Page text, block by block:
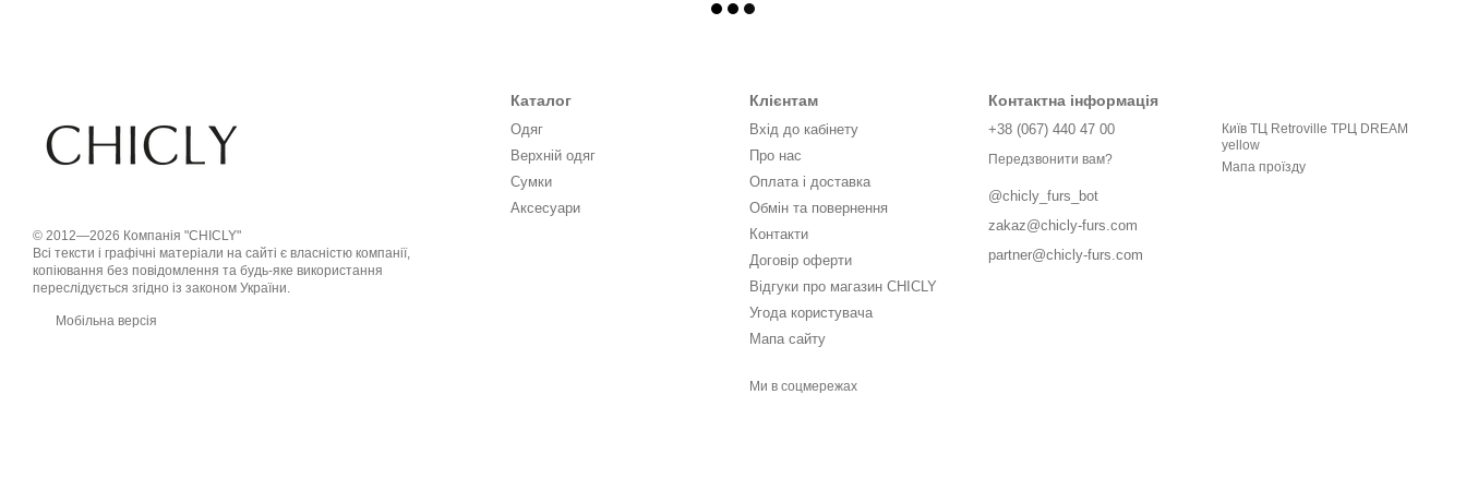
© 2012—2026 Компанія "CHICLY"
Всі тексти і графічні матеріали на сайті є власністю компанії,
копіювання без повідомлення та будь-яке використання
переслідується згідно із законом України.
Мобільна версія
Каталог
Одяг
Верхній одяг
Сумки
Аксесуари
Клієнтам
Вхід до кабінету
Про нас
Оплата і доставка
Обмін та повернення
Контакти
Договір оферти
Відгуки про магазин CHICLY
Угода користувача
Мапа сайту
Ми в соцмережах
Контактна інформація
+38 (067) 440 47 00
Передзвонити вам?
@chicly_furs_bot
zakaz@chicly-furs.com
partner@chicly-furs.com
Київ ТЦ Retroville ТРЦ DREAM
yellow
Мапа проїзду